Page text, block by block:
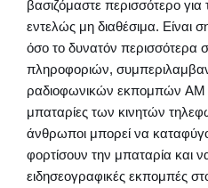
βασιζόμαστε περισσότερο
εντελώς μη διαθέσιμα. Είναι
όσο το δυνατόν περισσότερα
πληροφοριών,
ραδιοφωνικών εκπομπών AM
μπαταρίες των κινητών
άνθρωποι μπορεί να
φορτίσουν την μπαταρία και
ειδησεογραφικές εκπομπές